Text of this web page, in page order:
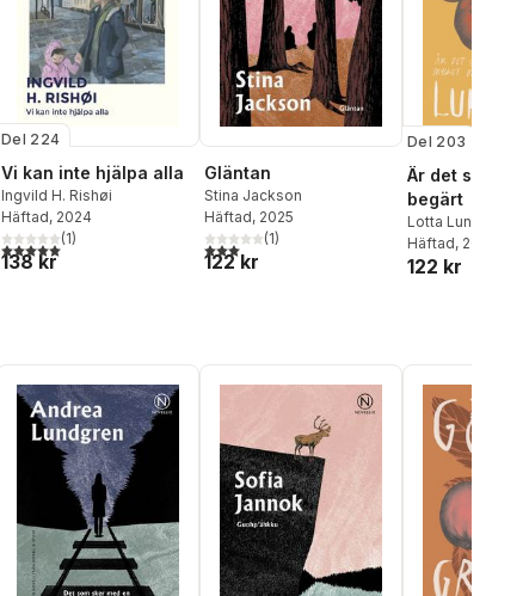
Del 224
Vi kan inte hjälpa alla
Ingvild H. Rishøi
Häftad, 2024
5,0utav 5 stjärnor. Totalt antal röster:
(1)
138 kr
Gläntan
Stina Jackson
Häftad, 2025
3,0utav 5 stjärnor. Totalt antal röster:
(1)
122 kr
Del 203
Är det så
begärt
Lotta Lundgren
Häftad, 2023
122 kr